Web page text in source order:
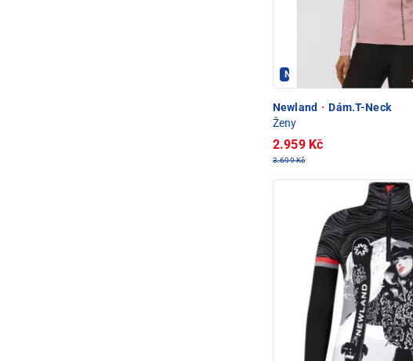
Newland - PEC POD
Newland · Dám.T-Neck
Ženy
2.959 Kč
3.699 Kč